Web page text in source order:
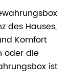
des Hauses,
Komfort
oder die
ist